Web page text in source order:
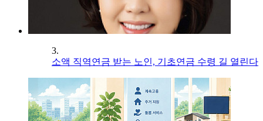
3.
소액 직역연금 받는 노인, 기초연금 수령 길 열린다